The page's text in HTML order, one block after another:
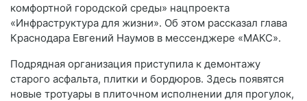
комфортной городской среды» нацпроекта
«Инфраструктура для жизни». Об этом рассказал глава
Краснодара Евгений Наумов в мессенджере «МАКС».
Подрядная организация приступила к демонтажу
старого асфальта, плитки и бордюров. Здесь появятся
новые тротуары в плиточном исполнении для прогулок,